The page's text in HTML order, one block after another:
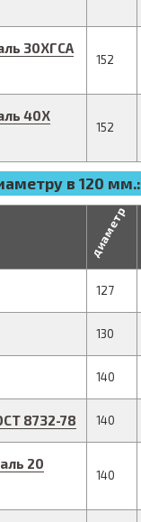
30ХГСА
152
40Х
152
в 120 мм.:
диаметр
127
130
140
8732-78 140
20
140